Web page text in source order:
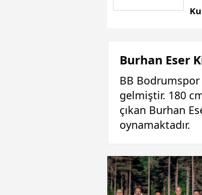
Burhan Eser
BB Bodrumspor
gelmiştir. 180
çıkan Burhan
oynamaktadır.